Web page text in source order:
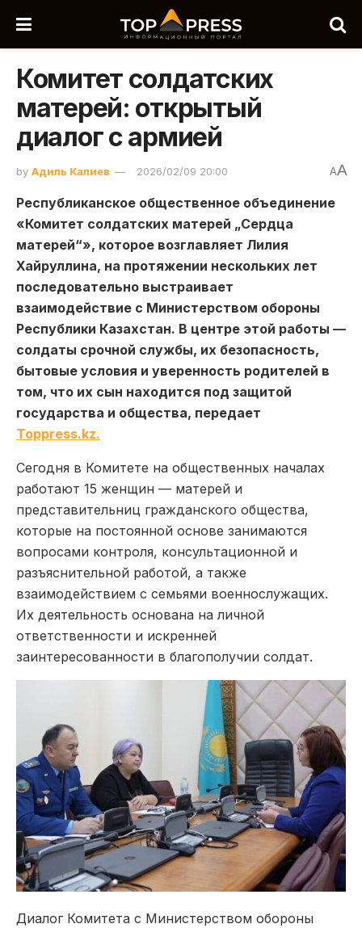
Комитет солдатских
матерей: открытый
диалог с армией
by Адиль Калиев 2026/02/09 20:00 AA
Республиканское общественное объединение
«Комитет солдатских матерей „Сердца
матерей“», которое возглавляет Лилия
Хайруллина, на протяжении нескольких лет
последовательно выстраивает
взаимодействие с Министерством обороны
Республики Казахстан. В центре этой работы —
солдаты срочной службы, их безопасность,
бытовые условия и уверенность родителей в
том, что их сын находится под защитой
государства и общества, передает
Toppress.kz.
Сегодня в Комитете на общественных началах
работают 15 женщин — матерей и
представительниц гражданского общества,
которые на постоянной основе занимаются
вопросами контроля, консультационной и
разъяснительной работой, а также
взаимодействием с семьями военнослужащих.
Их деятельность основана на личной
ответственности и искренней
заинтересованности в благополучии солдат.
Диалог Комитета с Министерством обороны